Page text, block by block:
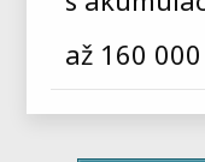
až 160